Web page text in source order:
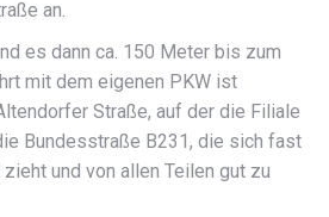
an.
es dann ca. 150 Meter bis zum
mit dem eigenen PKW ist
Straße, auf der die Filiale
Bundesstraße B231, die sich fast
und von allen Teilen gut zu